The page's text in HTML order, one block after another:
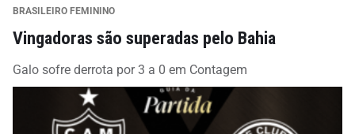
BRASILEIRO FEMININO
Vingadoras são superadas pelo Bahia
Galo sofre derrota por 3 a 0 em Contagem